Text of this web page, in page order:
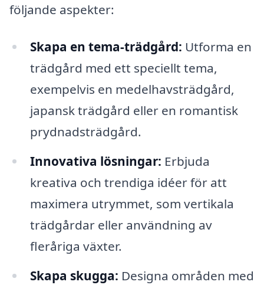
följande aspekter:
Skapa en tema-trädgård: Utforma en
trädgård med ett speciellt tema,
exempelvis en medelhavsträdgård,
japansk trädgård eller en romantisk
prydnadsträdgård.
Innovativa lösningar: Erbjuda
kreativa och trendiga idéer för att
maximera utrymmet, som vertikala
trädgårdar eller användning av
fleråriga växter.
Skapa skugga: Designa områden med